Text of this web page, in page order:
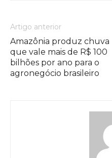
Artigo anterior
Amazônia produz chuva
que vale mais de R$ 100
bilhões por ano para o
agronegócio brasileiro